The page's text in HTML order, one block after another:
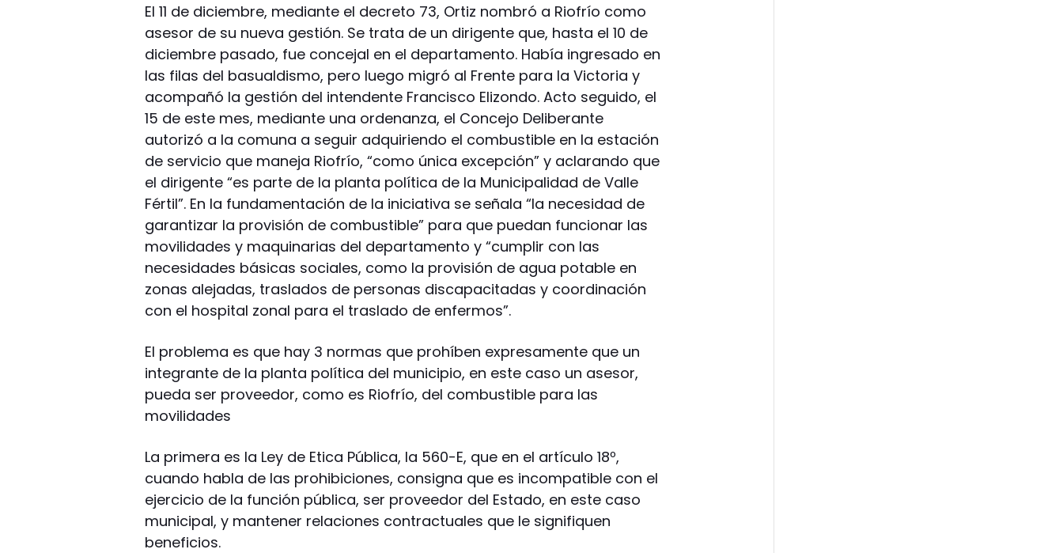
El 11 de diciembre, mediante el decreto 73, Ortiz nombró a Riofrío como
asesor de su nueva gestión. Se trata de un dirigente que, hasta el 10 de
diciembre pasado, fue concejal en el departamento. Había ingresado en
las filas del basualdismo, pero luego migró al Frente para la Victoria y
acompañó la gestión del intendente Francisco Elizondo. Acto seguido, el
15 de este mes, mediante una ordenanza, el Concejo Deliberante
autorizó a la comuna a seguir adquiriendo el combustible en la estación
de servicio que maneja Riofrío, “como única excepción” y aclarando que
el dirigente “es parte de la planta política de la Municipalidad de Valle
Fértil”. En la fundamentación de la iniciativa se señala “la necesidad de
garantizar la provisión de combustible” para que puedan funcionar las
movilidades y maquinarias del departamento y “cumplir con las
necesidades básicas sociales, como la provisión de agua potable en
zonas alejadas, traslados de personas discapacitadas y coordinación
con el hospital zonal para el traslado de enfermos”.
El problema es que hay 3 normas que prohíben expresamente que un
integrante de la planta política del municipio, en este caso un asesor,
pueda ser proveedor, como es Riofrío, del combustible para las
movilidades
La primera es la Ley de Etica Pública, la 560-E, que en el artículo 18º,
cuando habla de las prohibiciones, consigna que es incompatible con el
ejercicio de la función pública, ser proveedor del Estado, en este caso
municipal, y mantener relaciones contractuales que le signifiquen
beneficios.